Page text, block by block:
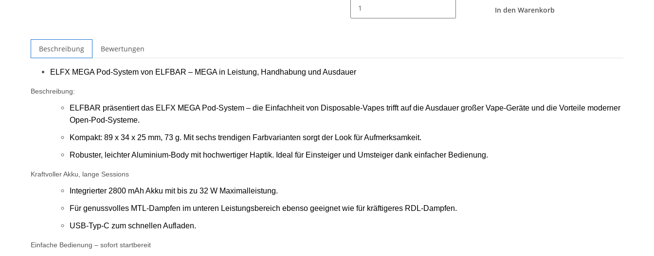
In den Warenkorb
Beschreibung Bewertungen
ELFX MEGA Pod-System von ELFBAR – MEGA in Leistung, Handhabung und Ausdauer
Beschreibung:
ELFBAR präsentiert das ELFX MEGA Pod-System – die Einfachheit von Disposable-Vapes trifft auf die Ausdauer großer Vape-Geräte und die Vorteile moderner
Open-Pod-Systeme.
Kompakt: 89 x 34 x 25 mm, 73 g. Mit sechs trendigen Farbvarianten sorgt der Look für Aufmerksamkeit.
Robuster, leichter Aluminium-Body mit hochwertiger Haptik. Ideal für Einsteiger und Umsteiger dank einfacher Bedienung.
Kraftvoller Akku, lange Sessions
Integrierter 2800 mAh Akku mit bis zu 32 W Maximalleistung.
Für genussvolles MTL-Dampfen im unteren Leistungsbereich ebenso geeignet wie für kräftigeres RDL-Dampfen.
USB-Typ-C zum schnellen Aufladen.
Einfache Bedienung – sofort startbereit